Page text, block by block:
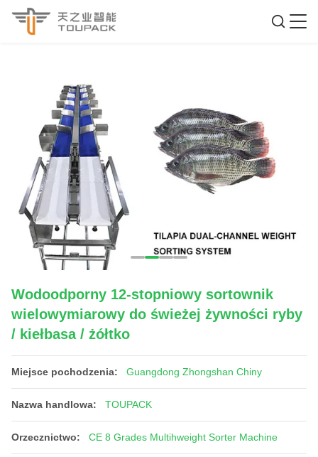
Wodoodporny 12-stopniowy sortownik
wielowymiarowy do świeżej żywności ryby
/ kiełbasa / żółtko
Miejsce pochodzenia: Guangdong Zhongshan Chiny
Nazwa handlowa: TOUPACK
Orzecznictwo: CE 8 Grades Multihweight Sorter Machine